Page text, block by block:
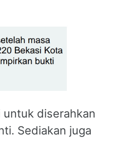
diserahkan
Sediakan juga